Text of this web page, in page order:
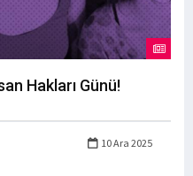
Hakları Günü!
10 Ara 2025